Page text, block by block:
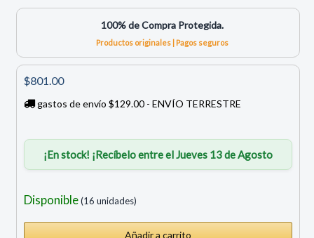
100% de Compra Protegida.
Productos originales | Pagos seguros
$801.00
gastos de envío $129.00 - ENVÍO TERRESTRE
¡En stock! ¡Recíbelo entre el Jueves 13 de Agosto
Disponible(16 unidades)